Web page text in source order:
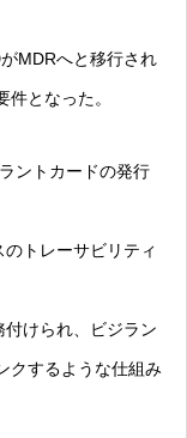
MDRへと移行され
となった。
ントカードの発行
トレーサビリティ
けられ、ビジラン
クするような仕組み